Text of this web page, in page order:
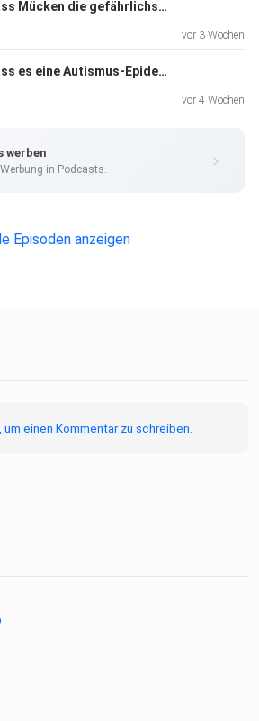
Stimmt's, dass Mücken die gefährlichsten Tiere sind?
vor 3 Wochen
Stimmt's, dass es eine Autismus-Epidemie gibt?
vor 4 Wochen
werben
in Podcasts.
Episoden anzeigen
um einen Kommentar zu schreiben.